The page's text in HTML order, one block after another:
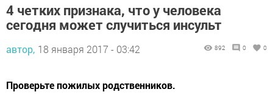
4 четких признака, что у человека
сегодня может случиться инсульт
автор, 18 января 2017 - 03:42 892 0 0
Проверьте пожилых родственников.